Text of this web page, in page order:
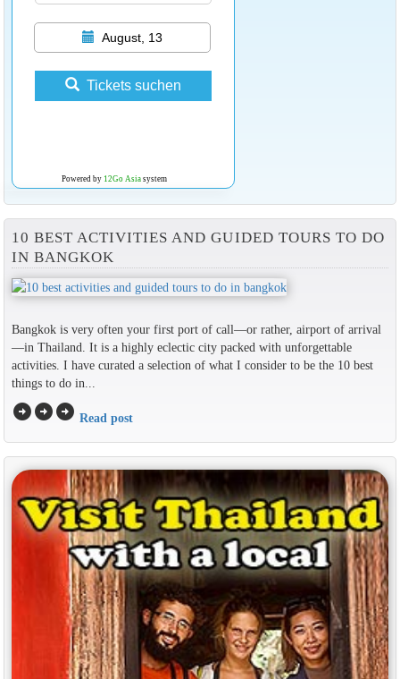
August, 13
Tickets suchen
Powered by 12Go Asiasystem
10 BEST ACTIVITIES AND GUIDED TOURS TO DO
IN BANGKOK
Bangkok is very often your first port of call—or rather, airport of arrival
—in Thailand. It is a highly eclectic city packed with unforgettable
activities. I have curated a selection of what I consider to be the 10 best
things to do in...
arrow_circle_rightarrow_circle_rightarrow_circle_right Read post